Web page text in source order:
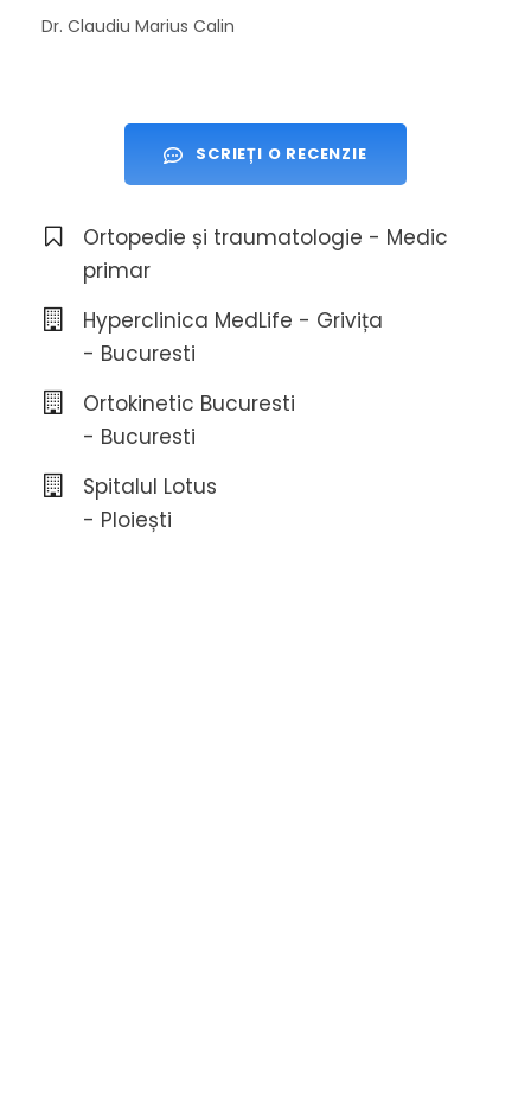
Dr. Claudiu Marius Calin
SCRIEȚI O RECENZIE
Ortopedie și traumatologie - Medic
primar
Hyperclinica MedLife - Grivița
- Bucuresti
Ortokinetic Bucuresti
- Bucuresti
Spitalul Lotus
- Ploiești